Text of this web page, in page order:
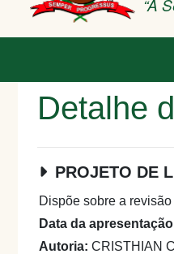
“A
Detalhe
PROJETO DE
Dispõe sobre a
Data da
Autoria: CRISTHIAN